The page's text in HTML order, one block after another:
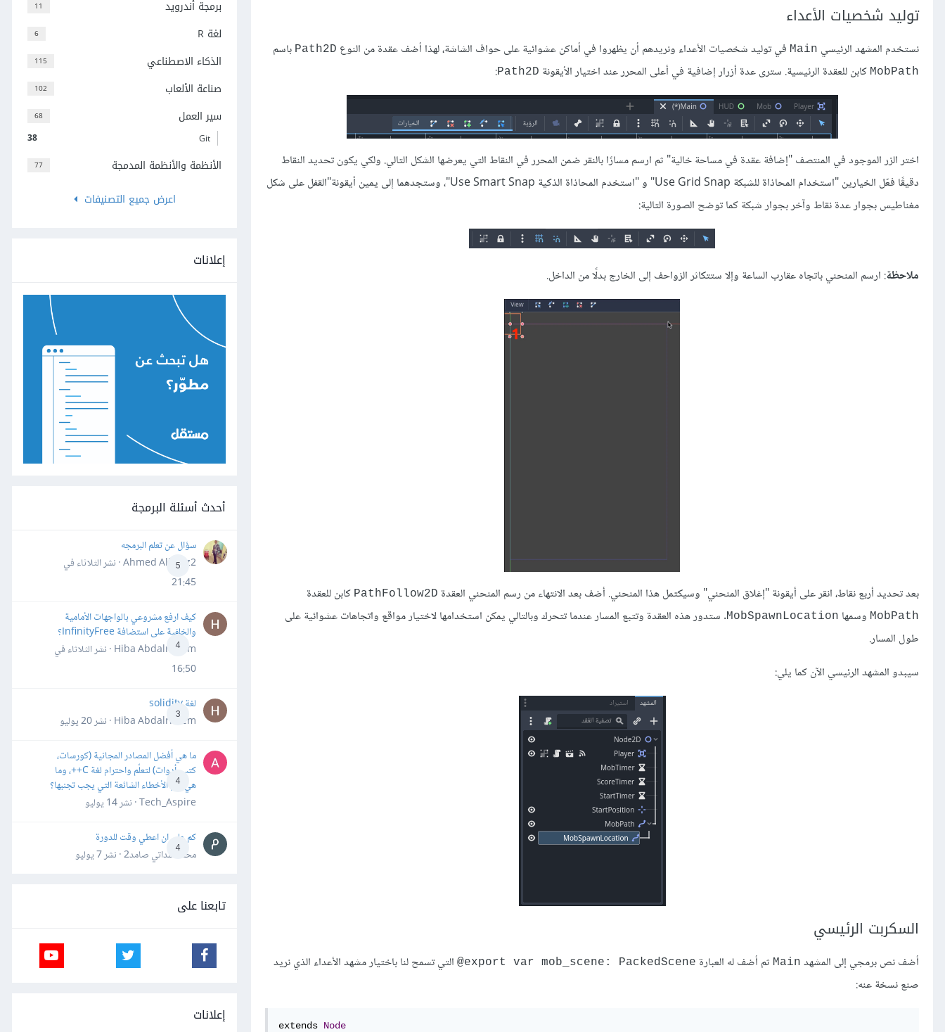
توليد شخصيات الأعداء
نستخدم المشهد الرئيسي Main في توليد شخصيات الأعداء ونريدهم أن يظهروا في أماكن عشوائية على حواف الشاشة، لهذا أضف عقدة من النوع Path2D باسم
MobPath كابن للعقدة الرئيسية. سترى عدة أزرار إضافية في أعلى المحرر عند اختيار اﻷيقونة Path2D
:
اختر الزر الموجود في المنتصف "إضافة عقدة في مساحة خالية" ثم ارسم مسارًا بالنقر ضمن المحرر في النقاط التي يعرضها الشكل التالي. ولكي يكون تحديد النقاط
دقيقًا فعّل الخيارين "استخدام المحاذاة للشبكة Use Grid Snap" و "استخدم المحاذاة الذكية Use Smart Snap"، وستجدهما إلى يمين أيقونة"القفل على شكل
مغناطيس بجوار عدة نقاط وآخر بجوار شبكة كما توضح الصورة التالية:
ملاحظة: ارسم المنحني باتجاه عقارب الساعة وإلا ستتكاثر الزواحف إلى الخارج بدلًا من الداخل.
بعد تحديد أربع نقاط، انقر على أيقونة "إغلاق المنحني" وسيكتمل هذا المنحني. أضف بعد الانتهاء من رسم المنحني العقدة PathFollow2D كابن للعقدة
MobPath وسمها MobSpawnLocation. ستدور هذه العقدة وتتبع المسار عندما تتحرك وبالتالي يمكن استخدامها لاختيار مواقع واتجاهات عشوائية على
طول المسار.
سيبدو المشهد الرئيسي اﻵن كما يلي:
السكربت الرئيسي
أضف نص برمجي إلى المشهد Main ثم أضف له العبارة export var mob_scene: PackedScene@
التي تسمح لنا باختيار مشهد اﻷعداء الذي نريد
صنع نسخة عنه:
extends Node
11 برمجة أندرويد
6 لغة R
115 الذكاء الاصطناعي
102 صناعة الألعاب
68 سير العمل
38 Git
77
الأنظمة والأنظمة المدمجة
اعرض جميع التصنيفات
إعلانات
أحدث أسئلة البرمجة
5
سؤال عن تعلم البرمجه
Ahmed Alhafiz2 · نشر
الثلاثاء في
21:45
4
كيف ارفع مشروعي بالواجهات الأمامية
والخلفية على استضافة InfinityFree؟
Hiba Abdalrheem · نشر
الثلاثاء في
16:50
3
لغة solidity
Hiba Abdalrheem · نشر
20 يوليو
4
ما هي أفضل المصادر المجانية (كورسات،
كتب، أدوات) لتعلّم واحترام لغة C++، وما
هي أهم الأخطاء الشائعة التي يجب تجنبها؟
Tech_Aspire · نشر
14 يوليو
4
كم علي ان اعطي وقت للدورة
محمد سداتي صامد2 · نشر
7 يوليو
تابعنا على
إعلانات